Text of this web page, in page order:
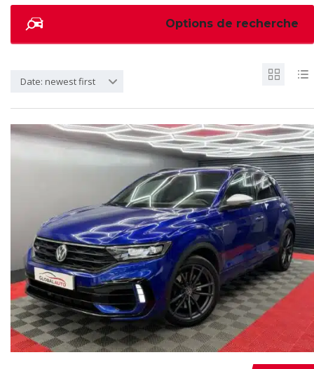
Options de recherche
Date: newest first